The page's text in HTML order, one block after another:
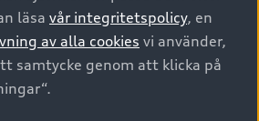
din Audi
serviceverkstad
All Rights Reserved.
Juridiskt Audi AG
Giveaway
läsa vår integritetspolicy, en
av alla cookies vi använder,
samtycke genom att klicka på